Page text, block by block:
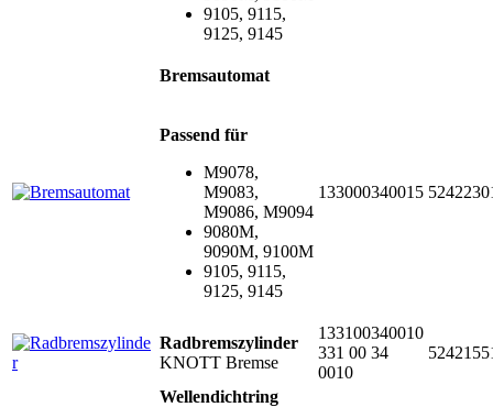
9105, 9115,
9125, 9145
Bremsautomat
Passend für
M9078,
M9083,
M9086, M9094
9080M,
9090M, 9100M
9105, 9115,
9125, 9145
133000340015
Radbremszylinder
KNOTT Bremse
133100340010
331 00 34
0010
Wellendichtring